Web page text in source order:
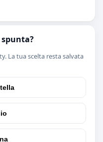
La tua scelta resta salvata